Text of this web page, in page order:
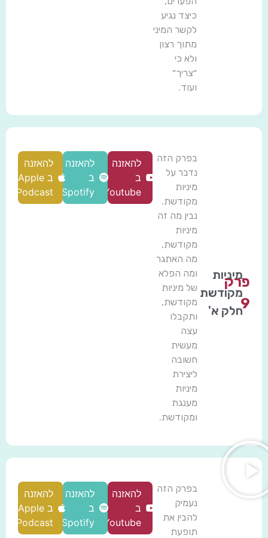
כיצד נגיע
לקשר המיני
מתוך רצון
ולא כי
״צריך״
ועוד.
פרק
9
מיניות
מקודשת
חלק א'
בפרק הזה
נדבר על
מיניות
מקודשת.
נבין מה זה
מיניות
מקודשת,
מה האתגר
ומה הפלא
של מיניות
מקודשת,
ותקבלו
עצה
מעשית
חשובה
ליצירת
מיניות
מענגת
ומקודשת.
להאזנה
ב
Youtube
להאזנה
ב
Spotify
להאזנה
ב Apple
Podcast
בפרק הזה
נעמיק
להבין את
תופעת
להאזנה
ב
Youtube
להאזנה
ב
Spotify
להאזנה
ב Apple
Podcast